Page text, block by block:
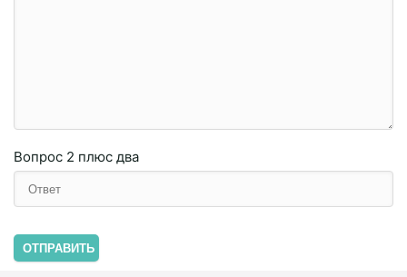
Вопрос 2 плюc двa
ОТПРАВИТЬ